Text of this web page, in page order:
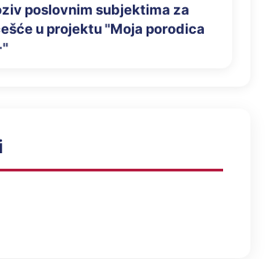
poslovnim subjektima za
u projektu ''Moja porodica